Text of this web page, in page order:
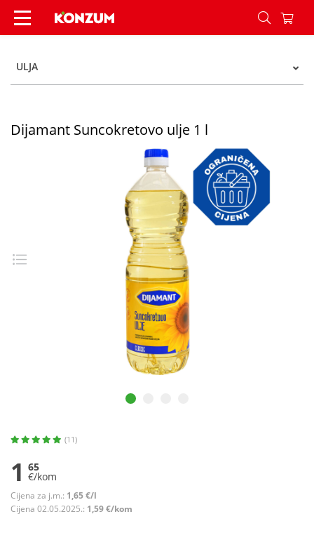
Dijamant Suncokretovo ulje 1 l - Konzum
ULJA
Dijamant Suncokretovo ulje 1 l
(11)
1 65
€/kom
Cijena za j.m.: 1,65 €/l
Cijena 02.05.2025.: 1,59 €/kom